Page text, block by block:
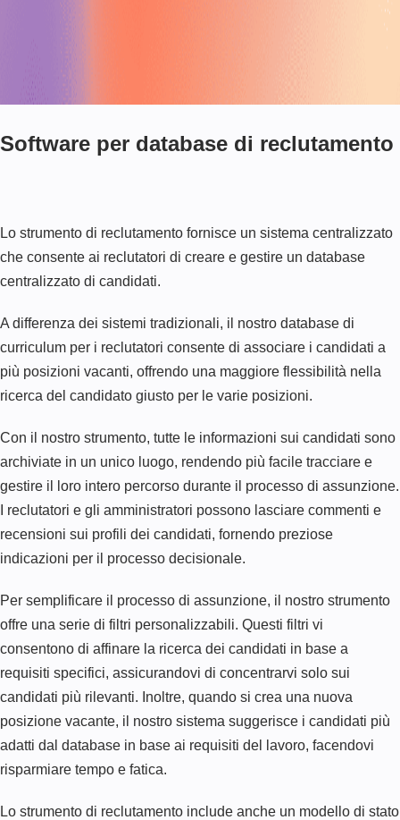
Software per database di reclutamento
Lo strumento di reclutamento fornisce un sistema centralizzato
che consente ai reclutatori di creare e gestire un database
centralizzato di candidati.
A differenza dei sistemi tradizionali, il nostro database di
curriculum per i reclutatori consente di associare i candidati a
più posizioni vacanti, offrendo una maggiore flessibilità nella
ricerca del candidato giusto per le varie posizioni.
Con il nostro strumento, tutte le informazioni sui candidati sono
archiviate in un unico luogo, rendendo più facile tracciare e
gestire il loro intero percorso durante il processo di assunzione.
I reclutatori e gli amministratori possono lasciare commenti e
recensioni sui profili dei candidati, fornendo preziose
indicazioni per il processo decisionale.
Per semplificare il processo di assunzione, il nostro strumento
offre una serie di filtri personalizzabili. Questi filtri vi
consentono di affinare la ricerca dei candidati in base a
requisiti specifici, assicurandovi di concentrarvi solo sui
candidati più rilevanti. Inoltre, quando si crea una nuova
posizione vacante, il nostro sistema suggerisce i candidati più
adatti dal database in base ai requisiti del lavoro, facendovi
risparmiare tempo e fatica.
Lo strumento di reclutamento include anche un modello di stato